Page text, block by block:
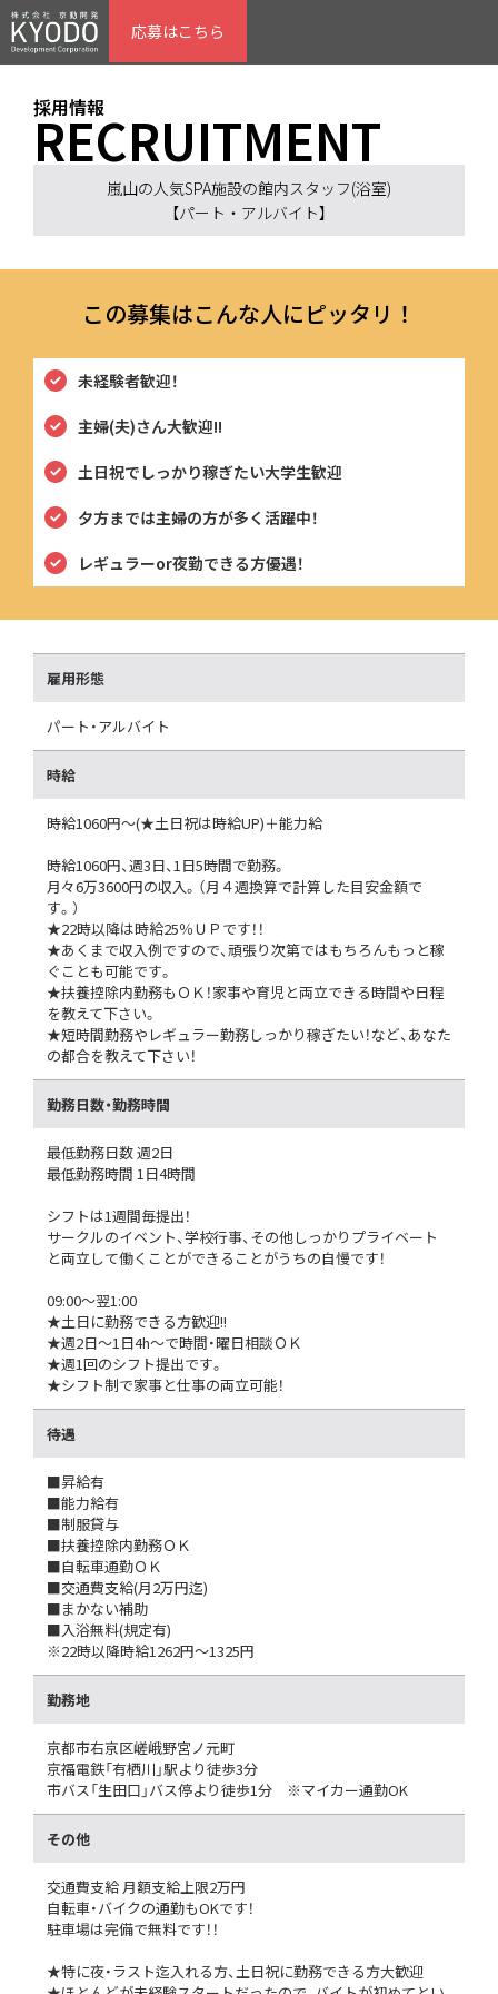
応募はこちら
採用情報
RECRUITMENT
嵐山の人気SPA施設の館内スタッフ(浴室)
【パート・アルバイト】
この募集はこんな人にピッタリ！
未経験者歓迎！
主婦(夫)さん大歓迎!!
土日祝でしっかり稼ぎたい大学生歓迎
夕方までは主婦の方が多く活躍中！
レギュラーor夜勤できる方優遇！
雇用形態
パート・アルバイト
時給
時給1060円～(★土日祝は時給UP)＋能力給
時給1060円、週3日、1日5時間で勤務。
月々6万3600円の収入。（月４週換算で計算した目安金額で
す。）
★22時以降は時給25％ＵＰです！！
★あくまで収入例ですので、頑張り次第ではもちろんもっと稼
ぐことも可能です。
★扶養控除内勤務もＯＫ！家事や育児と両立できる時間や日程
を教えて下さい。
★短時間勤務やレギュラー勤務しっかり稼ぎたい！など、あなた
の都合を教えて下さい！
勤務日数・勤務時間
最低勤務日数 週2日
最低勤務時間 1日4時間
シフトは1週間毎提出！
サークルのイベント、学校行事、その他しっかりプライベート
と両立して働くことができることがうちの自慢です！
09:00～翌1:00
★土日に勤務できる方歓迎!!
★週2日～1日4h～で時間・曜日相談ＯＫ
★週1回のシフト提出です。
★シフト制で家事と仕事の両立可能！
待遇
■昇給有
■能力給有
■制服貸与
■扶養控除内勤務ＯＫ
■自転車通勤ＯＫ
■交通費支給(月2万円迄)
■まかない補助
■入浴無料(規定有)
※22時以降時給1262円～1325円
勤務地
京都市右京区嵯峨野宮ノ元町
京福電鉄「有栖川」駅より徒歩3分
市バス「生田口」バス停より徒歩1分 ※マイカー通勤OK
その他
交通費支給 月額支給上限2万円
自転車・バイクの通勤もOKです！
駐車場は完備で無料です！！
★特に夜・ラスト迄入れる方、土日祝に勤務できる方大歓迎